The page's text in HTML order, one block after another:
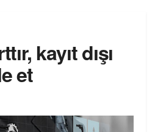
kayıt dışı
et